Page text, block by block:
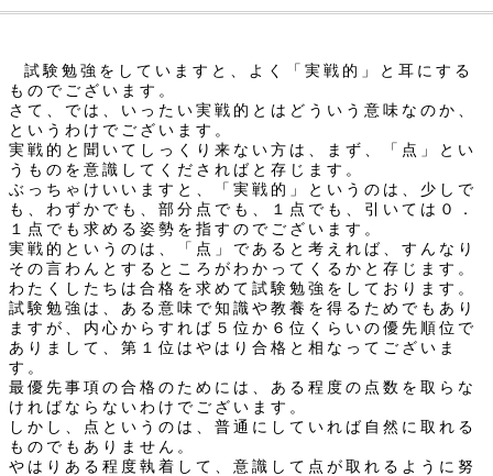
試験勉強をしていますと、よく「実戦的」と耳にする
ものでございます。
さて、では、いったい実戦的とはどういう意味なのか、
というわけでございます。
実戦的と聞いてしっくり来ない方は、まず、「点」とい
うものを意識してくださればと存じます。
ぶっちゃけいいますと、「実戦的」というのは、少しで
も、わずかでも、部分点でも、１点でも、引いては０．
１点でも求める姿勢を指すのでございます。
実戦的というのは、「点」であると考えれば、すんなり
その言わんとするところがわかってくるかと存じます。
わたくしたちは合格を求めて試験勉強をしております。
試験勉強は、ある意味で知識や教養を得るためでもあり
ますが、内心からすれば５位か６位くらいの優先順位で
ありまして、第１位はやはり合格と相なってございま
す。
最優先事項の合格のためには、ある程度の点数を取らな
ければならないわけでございます。
しかし、点というのは、普通にしていれば自然に取れる
ものでもありません。
やはりある程度執着して、意識して点が取れるように努